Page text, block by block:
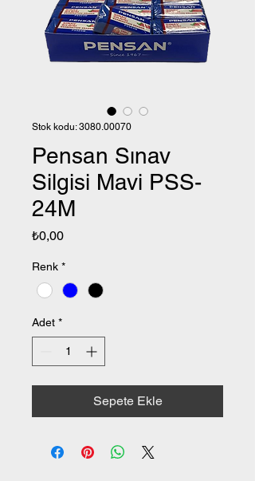
Stok kodu: 3080.00070
Pensan Sınav
Silgisi Mavi PSS-
24M
₺0,00Fiyat
Renk *
Adet *
Sepete Ekle